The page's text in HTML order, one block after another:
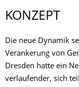
KONZEPT
Die neue Dynamik
Verankerung von
Dresden hatte ein
verlaufender, sich